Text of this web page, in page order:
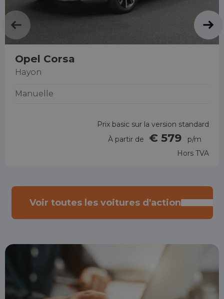
Opel Corsa
Hayon
Manuelle
Prix basic sur la version standard
À partir de
€ 579
p/m
Hors TVA
Voir toutes les voitures d'action